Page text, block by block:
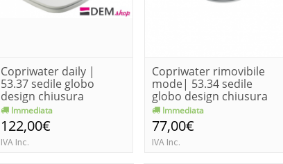
Copriwater daily |
53.37 sedile globo
design chiusura
softclose
Immediata
122,00€
IVA Inc.
Copriwater rimovibile
mode| 53.34 sedile
globo design chiusura
no...
Immediata
77,00€
IVA Inc.